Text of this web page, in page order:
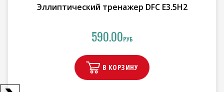
Эллиптический тренажер DFC E3.5H2
590.00РУБ
В КОРЗИНУ